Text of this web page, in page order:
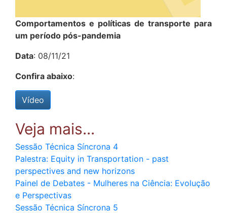
Comportamentos e políticas de transporte para
um período pós-pandemia
Data: 08/11/21
Confira abaixo:
Vídeo
Sessão Técnica Síncrona 4
Palestra: Equity in Transportation - past
perspectives and new horizons
Painel de Debates - Mulheres na Ciência: Evolução
e Perspectivas
Sessão Técnica Síncrona 5